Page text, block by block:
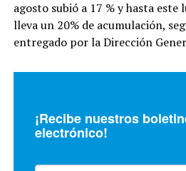
agosto subió a 17 % y hasta este
lleva un 20% de acumulación,
entregado por la Dirección